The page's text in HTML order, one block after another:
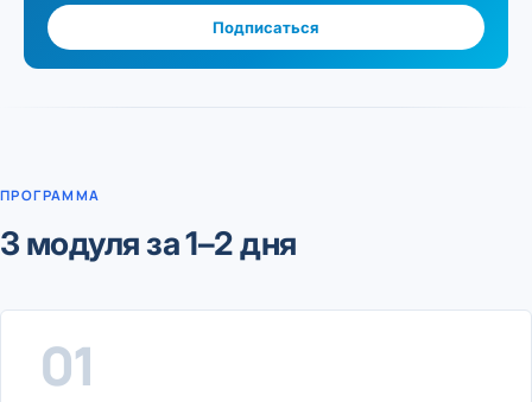
Подписаться
ПРОГРАММА
3 модуля за 1–2 дня
01